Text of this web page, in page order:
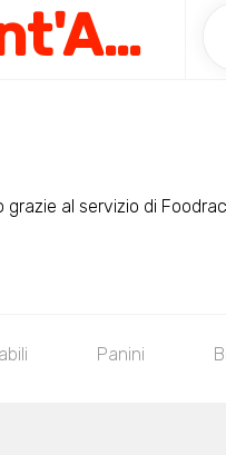
Pizzeria 4 Spicchi Sant'Agostino
al servizio di
Panini